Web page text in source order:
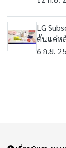
LG
ต้นแค่หลั
6 ก.ย.